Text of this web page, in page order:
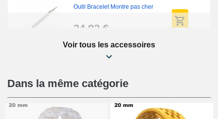
Outil Bracelet Montre pas cher
34,92 €
Kit Réparation Montre Débutant
16,90 €
Pied à Coulisse Numérique
Voir tous les accessoires
Dans la même catégorie